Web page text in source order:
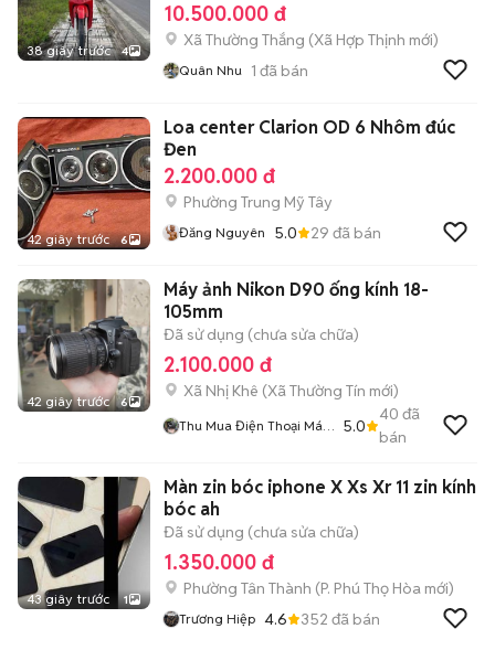
38 giây trước 4
10.500.000 đ
Xã Thường Thắng (Xã Hợp Thịnh mới)
Quân Nhu 1 đã bán
42 giây trước 6
Loa center Clarion OD 6 Nhôm đúc
Đen
2.200.000 đ
Phường Trung Mỹ Tây
Đăng Nguyên 5.0 29 đã bán
42 giây trước 6
Máy ảnh Nikon D90 ống kính 18-
105mm
Đã sử dụng (chưa sửa chữa)
2.100.000 đ
Xã Nhị Khê (Xã Thường Tín mới)
Thu Mua Điện Thoại Máy
5.0
40 đã
bán
43 giây trước 1
Màn zin bóc iphone X Xs Xr 11 zin kính
bóc ah
Đã sử dụng (chưa sửa chữa)
1.350.000 đ
Phường Tân Thành (P. Phú Thọ Hòa mới)
Trương Hiệp 4.6 352 đã bán